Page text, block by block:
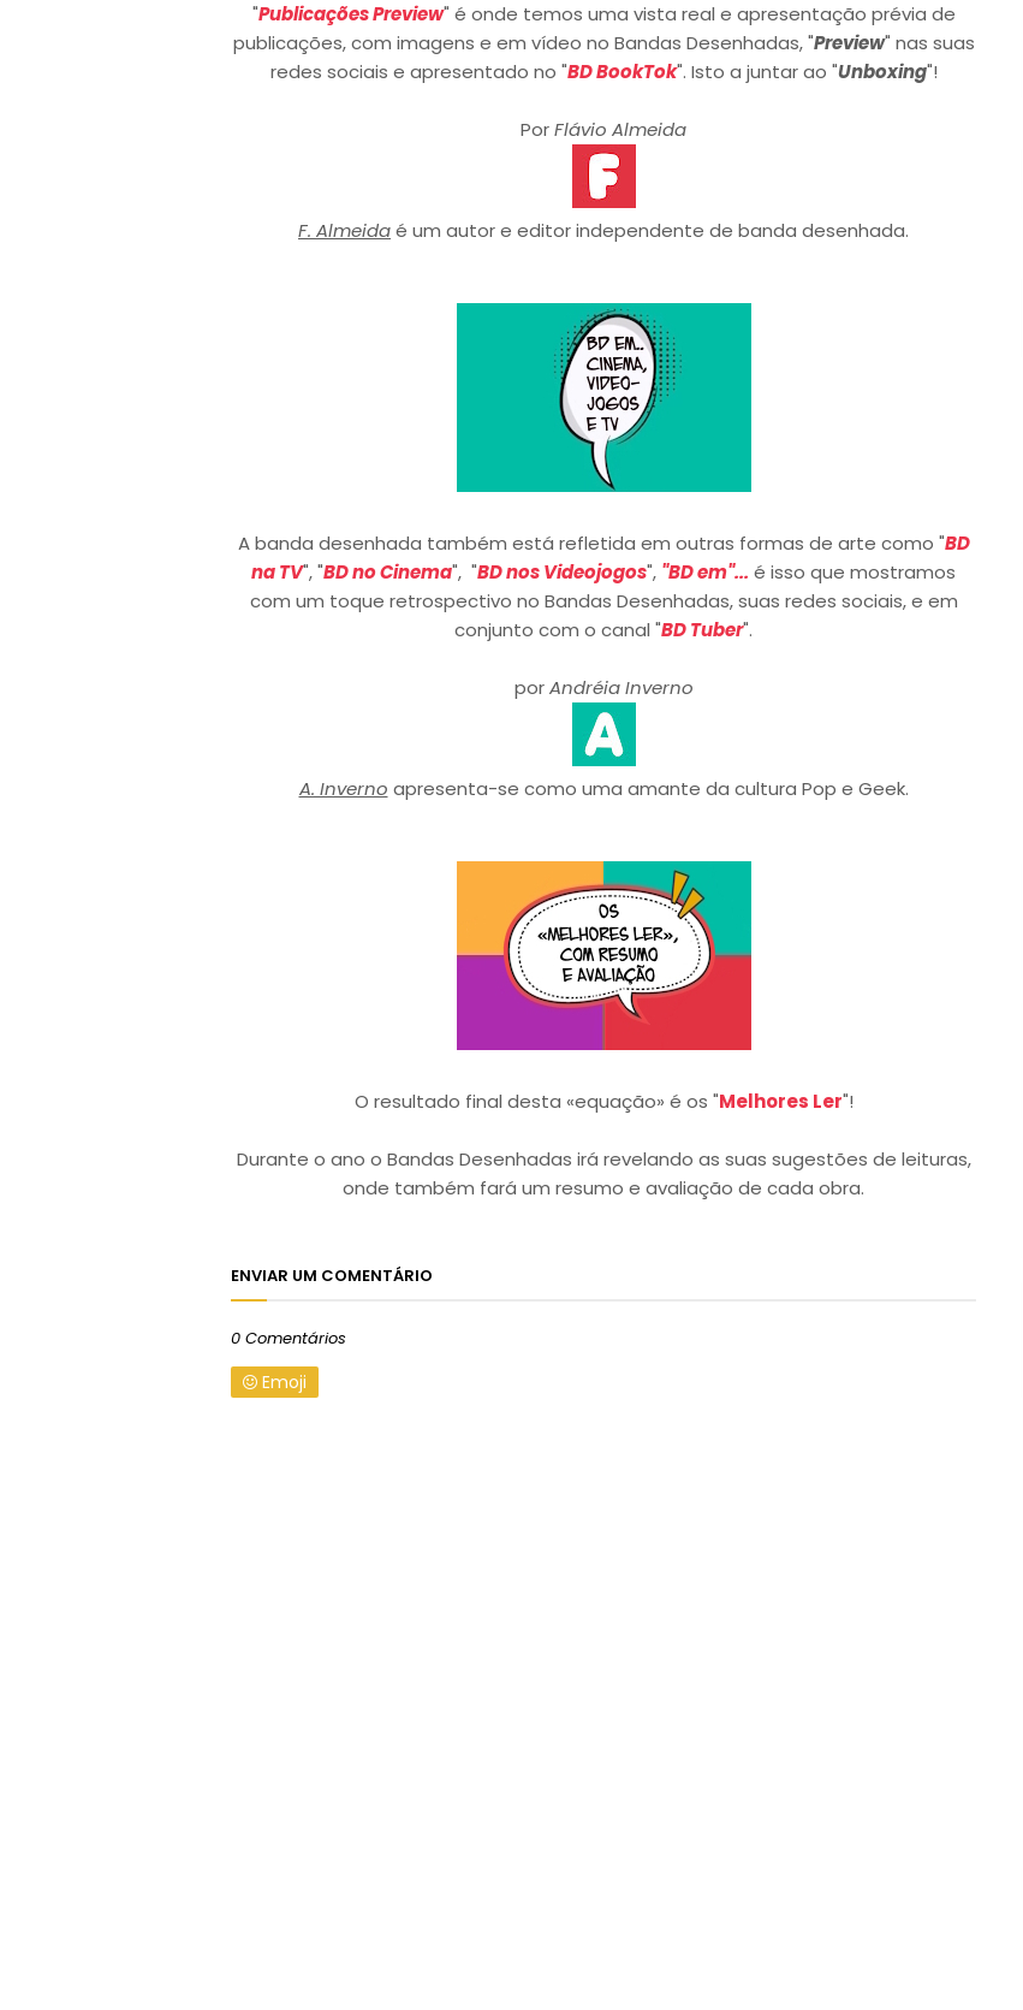
"Publicações Preview" é onde temos uma vista real e apresentação prévia de
publicações, com imagens e em vídeo no Bandas Desenhadas, "Preview" nas suas
redes sociais e apresentado no "BD BookTok". Isto a juntar ao "Unboxing"!
PorFlávio Almeida
F. Almeidaé um autor e editor independente de banda desenhada.
A banda desenhada também está refletida em outras formas de arte como "BD
na TV", "BD no Cinema", "BD nos Videojogos", "BD em"... é isso que mostramos
com um toque retrospectivo no Bandas Desenhadas, suas redes sociais, e em
conjunto com o canal "BD Tuber".
porAndréia Inverno
A. Inverno apresenta-se como uma amante da cultura Pop e Geek.
O resultado final desta «equação» é os "Melhores Ler"!
Durante o ano o Bandas Desenhadas irá revelando as suas sugestões de leituras,
onde também fará um resumo e avaliação de cada obra.
ENVIAR UM COMENTÁRIO
0 Comentários
Emoji